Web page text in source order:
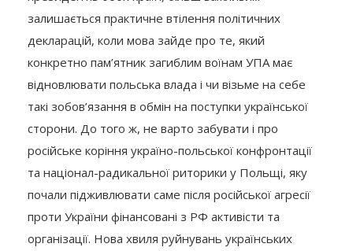
залишається практичне втілення політичних
декларацій, коли мова зайде про те, який
конкретно пам’ятник загиблим воїнам УПА має
відновлювати польська влада і чи візьме на себе
такі зобов’язання в обмін на поступки української
сторони. До того ж, не варто забувати і про
російське коріння україно-польської конфронтації
та націонал-радикальної риторики у Польщі, яку
почали підживлювати саме після російської агресії
проти України фінансовані з РФ активісти та
організації. Нова хвиля руйнувань українських